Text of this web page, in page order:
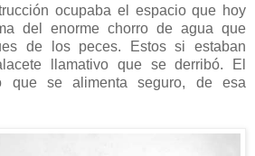
ocupaba el espacio que hoy
del enorme chorro de agua que
de los peces. Estos si estaban
llamativo que se derribó. El
que se alimenta seguro, de esa